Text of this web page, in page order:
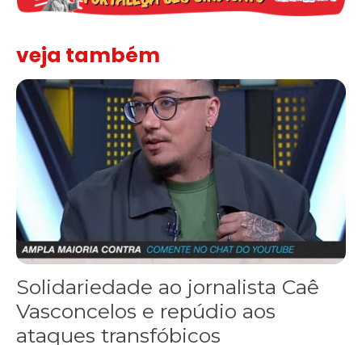
veja também
Solidariedade ao jornalista Caê Vasconcelos e repúdio aos
Solidariedade ao jornalista Caê
Vasconcelos e repúdio aos
ataques transfóbicos